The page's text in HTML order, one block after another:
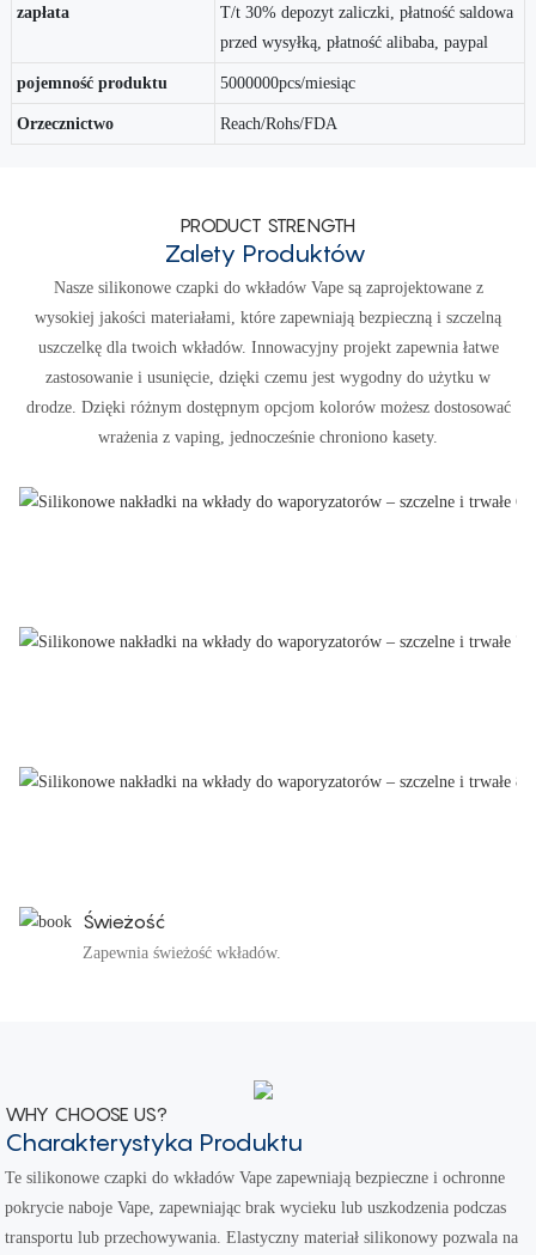
zapłata
T/t 30% depozyt zaliczki, płatność saldowa
przed wysyłką, płatność alibaba, paypal
pojemność produktu 5000000pcs/miesiąc
Orzecznictwo Reach/Rohs/FDA
PRODUCT STRENGTH
Zalety Produktów
Nasze silikonowe czapki do wkładów Vape są zaprojektowane z
wysokiej jakości materiałami, które zapewniają bezpieczną i szczelną
uszczelkę dla twoich wkładów. Innowacyjny projekt zapewnia łatwe
zastosowanie i usunięcie, dzięki czemu jest wygodny do użytku w
drodze. Dzięki różnym dostępnym opcjom kolorów możesz dostosować
wrażenia z vaping, jednocześnie chroniono kasety.
Świeżość
Zapewnia świeżość wkładów.
WHY CHOOSE US?
Charakterystyka Produktu
Te silikonowe czapki do wkładów Vape zapewniają bezpieczne i ochronne
pokrycie naboje Vape, zapewniając brak wycieku lub uszkodzenia podczas
transportu lub przechowywania. Elastyczny materiał silikonowy pozwala na